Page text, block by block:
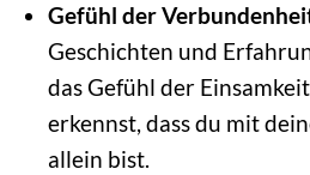
Gefühl der
Geschichten und
das Gefühl der
erkennst, dass du mit
allein bist.